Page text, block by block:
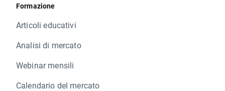
Formazione
Articoli educativi
Analisi di mercato
Webinar mensili
Calendario del mercato